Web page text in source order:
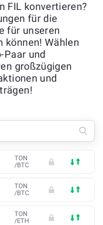
FIL konvertieren?
für die
für unseren
können! Wählen
Paar und
großzügigen
und
TON
/BTC
TON
/BTC
TON
/ETH